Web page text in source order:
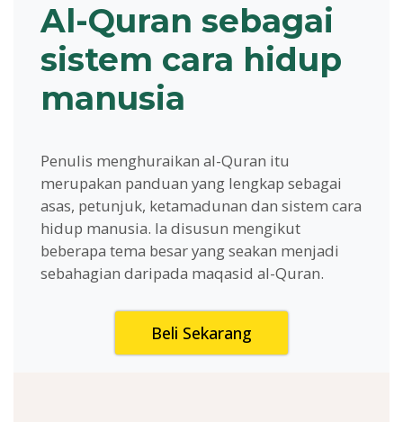
Al-Quran sebagai
sistem cara hidup
manusia
Penulis menghuraikan al-Quran itu
merupakan panduan yang lengkap sebagai
asas, petunjuk, ketamadunan dan sistem cara
hidup manusia. Ia disusun mengikut
beberapa tema besar yang seakan menjadi
sebahagian daripada maqasid al-Quran.
Beli Sekarang